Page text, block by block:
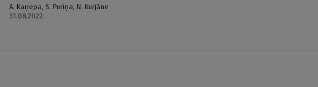
A. Kaņepa, S. Puriņa, N. Kurjāne
31.08.2022.